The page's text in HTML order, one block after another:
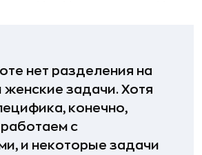
нет разделения на
женские задачи. Хотя
конечно,
с
и некоторые задачи